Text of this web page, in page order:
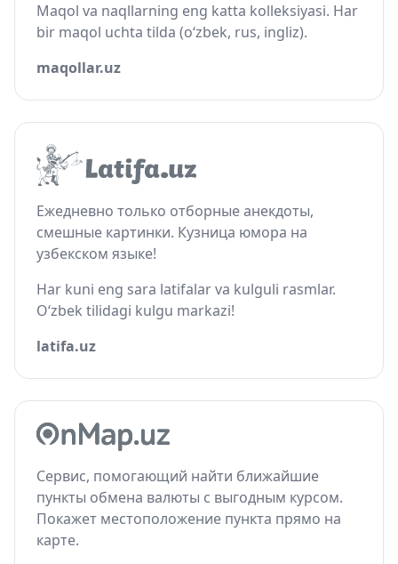
Maqol va naqllarning eng katta kolleksiyasi. Har
bir maqol uchta tilda (o‘zbek, rus, ingliz).
maqollar.uz
Ежедневно только отборные анекдоты,
смешные картинки. Кузница юмора на
узбекском языке!
Har kuni eng sara latifalar va kulguli rasmlar.
O‘zbek tilidagi kulgu markazi!
latifa.uz
Сервис, помогающий найти ближайшие
пункты обмена валюты с выгодным курсом.
Покажет местоположение пункта прямо на
карте.